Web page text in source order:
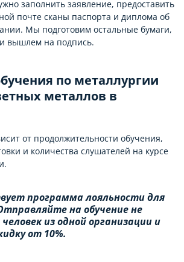
заполнить заявление, предоставить
почте сканы паспорта и диплома об
Мы подготовим остальные бумаги,
вышлем на подпись.
по металлургии
металлов в
от продолжительности обучения,
и количества слушателей на курсе
программа лояльности для
на обучение не
из одной организации и
от 10%.